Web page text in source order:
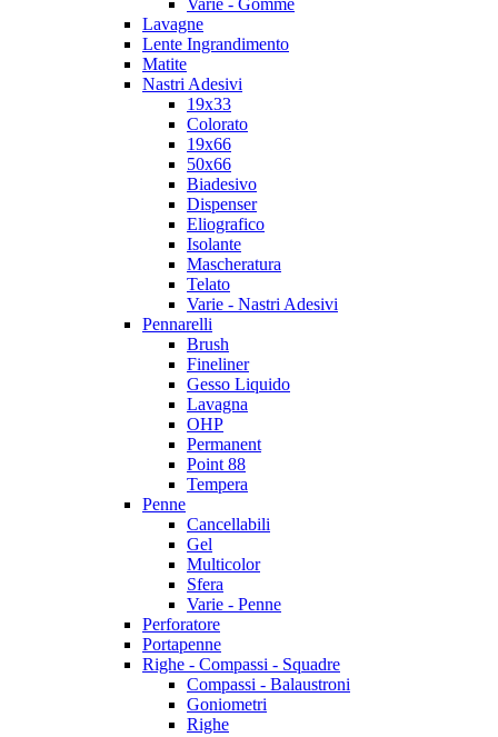
Varie - Gomme
Lavagne
Lente Ingrandimento
Matite
Nastri Adesivi
19x33
Colorato
19x66
50x66
Biadesivo
Dispenser
Eliografico
Isolante
Mascheratura
Telato
Varie - Nastri Adesivi
Pennarelli
Brush
Fineliner
Gesso Liquido
Lavagna
OHP
Permanent
Point 88
Tempera
Penne
Cancellabili
Gel
Multicolor
Sfera
Varie - Penne
Perforatore
Portapenne
Righe - Compassi - Squadre
Compassi - Balaustroni
Goniometri
Righe